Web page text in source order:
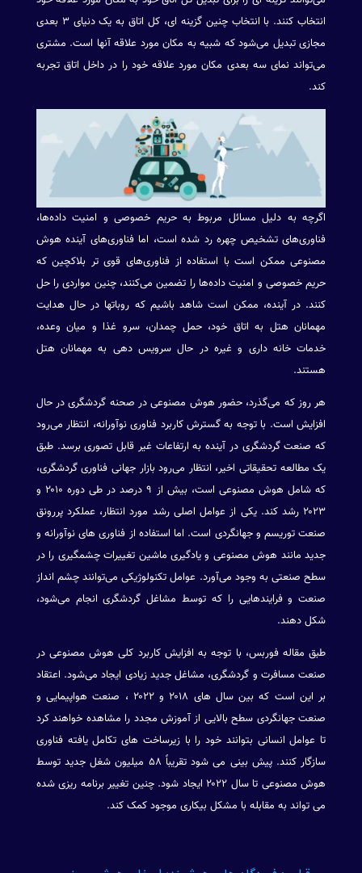
انتخاب کنند. با انتخاب چنین گزینه ای، کل اتاق به یک دنیای ۳ بعدی
مجازی تبدیل می‌شود که شبیه به مکان مورد علاقه آنها است. مشتری
می‌تواند نمای سه بعدی مکان مورد علاقه خود را در داخل اتاق تجربه
کند.
اگرچه به دلیل مسائل مربوط به حریم خصوصی و امنیت داده‌ها،
فناوری‌های تشخیص چهره رد شده است، اما فناوری‌های آینده هوش
مصنوعی ممکن است با استفاده از فناوری‌های قوی تر بلاکچین که
حریم خصوصی و امنیت داده‌ها را تضمین می‌کنند، چنین مواردی را حل
کنند. در آینده، ممکن است شاهد باشیم که روباتها در حال هدایت
مهمانان هتل به اتاق خود، حمل چمدان، سرو غذا و میان وعده،
خدمات خانه داری و غیره در حال سرویس دهی به مهمانان هتل
هستند.
هر روز که می‌گذرد، حضور هوش مصنوعی در صحنه گردشگری در حال
افزایش است. با توجه به گسترش کاربرد فناوری نوآورانه، انتظار می‌رود
که صنعت گردشگری در آینده به ارتفاعات غیر قابل تصوری برسد. طبق
یک مطالعه تحقیقاتی اخیر، انتظار می‌رود بازار جهانی فناوری گردشگری،
که شامل هوش مصنوعی است، بیش از ۹ درصد در طی دوره ۲۰۱۰ و
۲۰۲۳ رشد کند. یکی از عوامل اصلی رشد مورد انتظار، عملکرد پررونق
صنعت توریسم و جهانگردی است. اما استفاده از فناوری های نوآورانه و
جدید مانند هوش مصنوعی و یادگیری ماشین تغییرات چشمگیری را در
سطح صنعتی به وجود می‌آورد. عوامل تکنولوژیکی می‌توانند چشم انداز
صنعت و فرایندهایی را که توسط مشاغل گردشگری انجام می‌شود،
شکل دهند.
طبق مقاله فوربس، با توجه به افزایش کاربرد کلی هوش مصنوعی در
صنعت مسافرت و گردشگری، مشاغل جدید زیادی ایجاد می‌شود. اعتقاد
بر این است که بین سال های ۲۰۱۸ و ۲۰۲۲ ، صنعت هواپیمایی و
صنعت جهانگردی سطح بالایی از آموزش مجدد را مشاهده خواهند کرد
تا عوامل انسانی بتوانند خود را با زیرساخت های تکامل یافته فناوری
سازگار کنند. پیش بینی می شود تقریباً ۵۸ میلیون شغل جدید توسط
هوش مصنوعی تا سال ۲۰۲۲ ایجاد شود. چنین تغییر برنامه ریزی شده
می تواند به مقابله با مشکل بیکاری موجود کمک کند.